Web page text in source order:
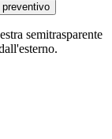
semitrasparente